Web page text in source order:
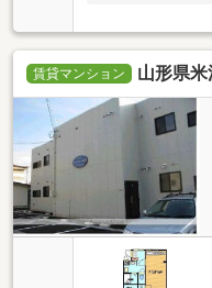
賃貸マンション 山形県